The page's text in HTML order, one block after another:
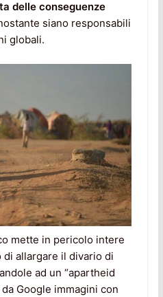
delle conseguenze
siano responsabili
globali.
mette in pericolo intere
allargare il divario di
ad un “apartheid
Google immagini con